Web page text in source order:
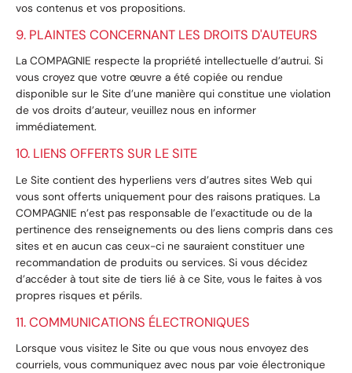
vos contenus et vos propositions.
9. PLAINTES CONCERNANT LES DROITS D'AUTEURS
La COMPAGNIE respecte la propriété intellectuelle d’autrui. Si
vous croyez que votre œuvre a été copiée ou rendue
disponible sur le Site d’une manière qui constitue une violation
de vos droits d’auteur, veuillez nous en informer
immédiatement.
10. LIENS OFFERTS SUR LE SITE
Le Site contient des hyperliens vers d’autres sites Web qui
vous sont offerts uniquement pour des raisons pratiques. La
COMPAGNIE n’est pas responsable de l’exactitude ou de la
pertinence des renseignements ou des liens compris dans ces
sites et en aucun cas ceux-ci ne sauraient constituer une
recommandation de produits ou services. Si vous décidez
d’accéder à tout site de tiers lié à ce Site, vous le faites à vos
propres risques et périls.
11. COMMUNICATIONS ÉLECTRONIQUES
Lorsque vous visitez le Site ou que vous nous envoyez des
courriels, vous communiquez avec nous par voie électronique